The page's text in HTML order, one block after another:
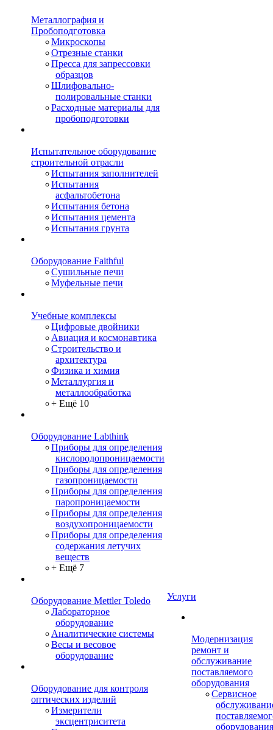
Металлография и
Пробоподготовка
Микроскопы
Отрезные станки
Пресса для запрессовки
образцов
Шлифовально-
полировальные станки
Расходные материалы для
пробоподготовки
Испытательное оборудование
строительной отрасли
Испытания заполнителей
Испытания
асфальтобетона
Испытания бетона
Испытания цемента
Испытания грунта
Оборудование Faithful
Сушильные печи
Муфельные печи
Учебные комплексы
Цифровые двойники
Авиация и космонавтика
Строительство и
архитектура
Физика и химия
Металлургия и
металлообработка
+ Ещё 10
Оборудование Labthink
Приборы для определения
кислородопроницаемости
Приборы для определения
газопроницаемости
Приборы для определения
паропроницаемости
Приборы для определения
воздухопроницаемости
Приборы для определения
содержания летучих
веществ
+ Ещё 7
Оборудование Mettler Toledo
Лабораторное
оборудование
Аналитические системы
Весы и весовое
оборудование
Оборудование для контроля
оптических изделий
Измерители
эксцентриситета
Услуги
Модернизация
ремонт и
обслуживание
поставляемого
оборудования
Сервисное
оборудования